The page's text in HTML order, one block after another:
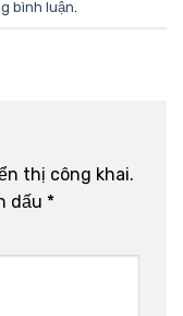
bình luận.
thị công khai.
dấu *